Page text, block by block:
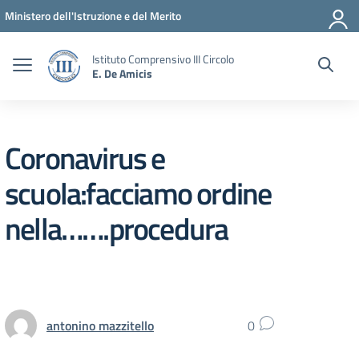
Vai ai contenuti
Vai al menu di navigazione
Vai al footer
Ministero dell'Istruzione e del Merito
Istituto Comprensivo III Circolo
E. De Amicis
Coronavirus e
scuola:facciamo ordine
nella…….procedura
antonino mazzitello 0